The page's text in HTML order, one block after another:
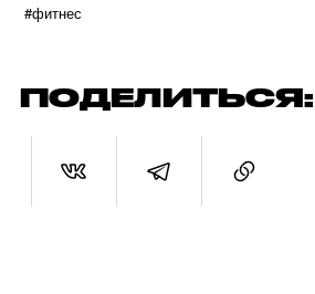
#фитнес
ПОДЕЛИТЬСЯ: